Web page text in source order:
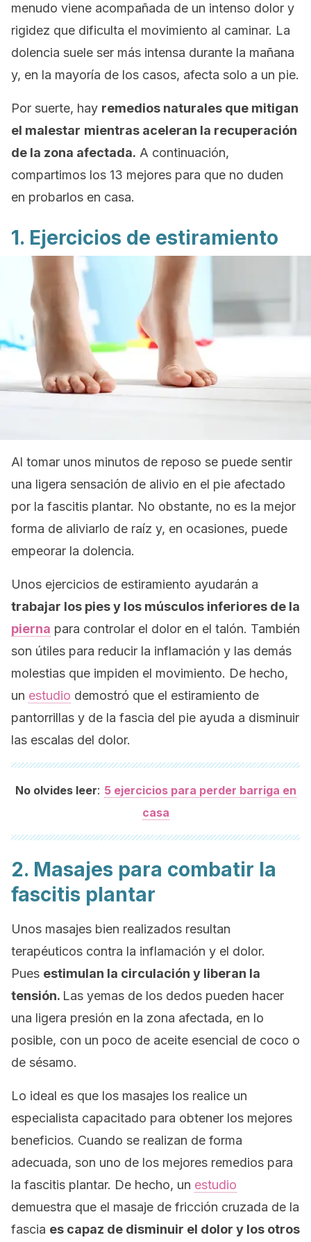
menudo viene acompañada de un intenso dolor y
rigidez que dificulta el movimiento al caminar. La
dolencia suele ser más intensa durante la mañana
y, en la mayoría de los casos, afecta solo a un pie.
Por suerte, hay remedios naturales que mitigan
el malestar mientras aceleran la recuperación
de la zona afectada. A continuación,
compartimos los 13 mejores para que no duden
en probarlos en casa.
1. Ejercicios de estiramiento
Al tomar unos minutos de reposo se puede sentir
una ligera sensación de alivio en el pie afectado
por la fascitis plantar. No obstante, no es la mejor
forma de aliviarlo de raíz y, en ocasiones, puede
empeorar la dolencia.
Unos ejercicios de estiramiento ayudarán a
trabajar los pies y los músculos inferiores de la
pierna para controlar el dolor en el talón. También
son útiles para reducir la inflamación y las demás
molestias que impiden el movimiento. De hecho,
un estudio demostró que el estiramiento de
pantorrillas y de la fascia del pie ayuda a disminuir
las escalas del dolor.
No olvides leer: 5 ejercicios para perder barriga en
casa
2. Masajes para combatir la
fascitis plantar
Unos masajes bien realizados resultan
terapéuticos contra la inflamación y el dolor.
Pues estimulan la circulación y liberan la
tensión. Las yemas de los dedos pueden hacer
una ligera presión en la zona afectada, en lo
posible, con un poco de aceite esencial de coco o
de sésamo.
Lo ideal es que los masajes los realice un
especialista capacitado para obtener los mejores
beneficios. Cuando se realizan de forma
adecuada, son uno de los mejores remedios para
la fascitis plantar. De hecho, un estudio
demuestra que el masaje de fricción cruzada de la
fascia es capaz de disminuir el dolor y los otros